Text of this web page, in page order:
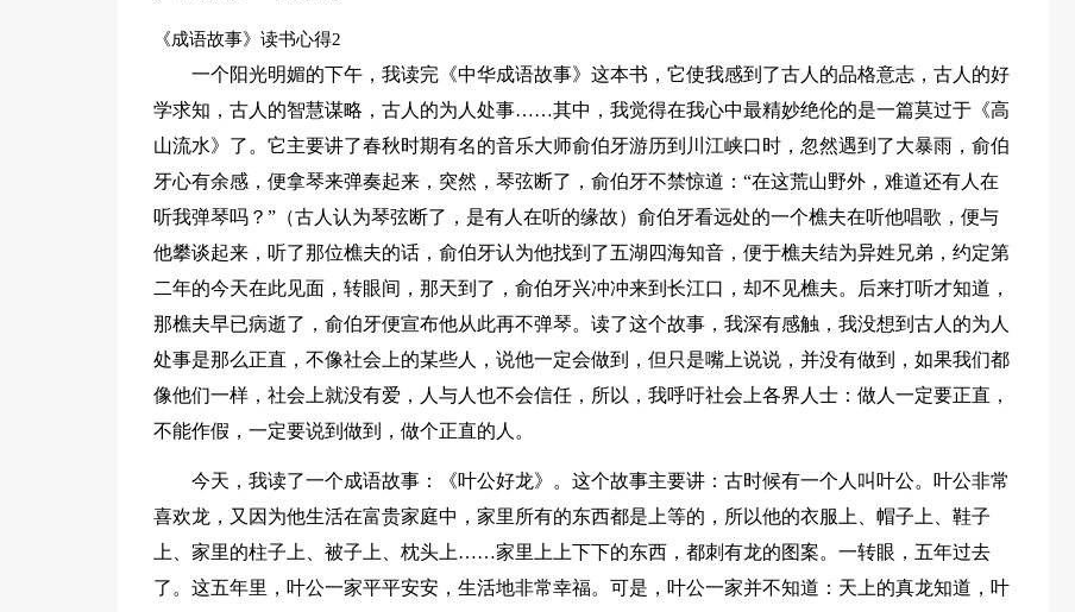
《成语故事》读书心得2
一个阳光明媚的下午，我读完《中华成语故事》这本书，它使我感到了古人的品格意志，古人的好
学求知，古人的智慧谋略，古人的为人处事……其中，我觉得在我心中最精妙绝伦的是一篇莫过于《高
山流水》了。它主要讲了春秋时期有名的音乐大师俞伯牙游历到川江峡口时，忽然遇到了大暴雨，俞伯
牙心有余感，便拿琴来弹奏起来，突然，琴弦断了，俞伯牙不禁惊道：“在这荒山野外，难道还有人在
听我弹琴吗？”（古人认为琴弦断了，是有人在听的缘故）俞伯牙看远处的一个樵夫在听他唱歌，便与
他攀谈起来，听了那位樵夫的话，俞伯牙认为他找到了五湖四海知音，便于樵夫结为异姓兄弟，约定第
二年的今天在此见面，转眼间，那天到了，俞伯牙兴冲冲来到长江口，却不见樵夫。后来打听才知道，
那樵夫早已病逝了，俞伯牙便宣布他从此再不弹琴。读了这个故事，我深有感触，我没想到古人的为人
处事是那么正直，不像社会上的某些人，说他一定会做到，但只是嘴上说说，并没有做到，如果我们都
像他们一样，社会上就没有爱，人与人也不会信任，所以，我呼吁社会上各界人士：做人一定要正直，
不能作假，一定要说到做到，做个正直的人。
今天，我读了一个成语故事：《叶公好龙》。这个故事主要讲：古时候有一个人叫叶公。叶公非常
喜欢龙，又因为他生活在富贵家庭中，家里所有的东西都是上等的，所以他的衣服上、帽子上、鞋子
上、家里的柱子上、被子上、枕头上……家里上上下下的东西，都刺有龙的图案。一转眼，五年过去
了。这五年里，叶公一家平平安安，生活地非常幸福。可是，叶公一家并不知道：天上的真龙知道，叶